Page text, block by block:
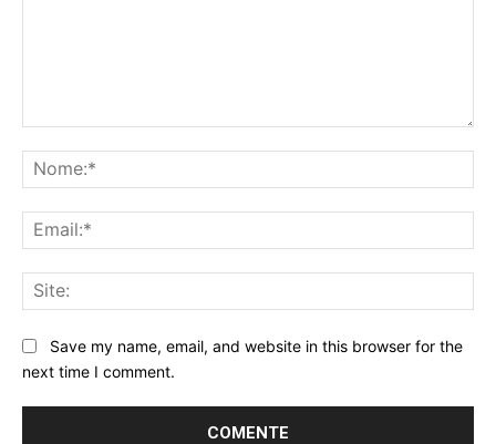
Save my name, email, and website in this browser for the
next time I comment.